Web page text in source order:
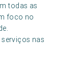
todas as
foco no
nas